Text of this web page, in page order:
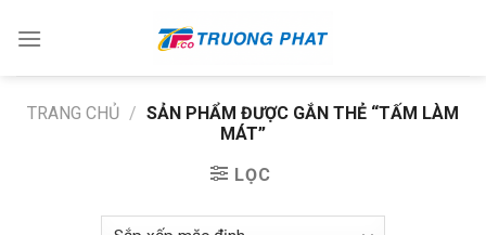
TRANG CHỦ / SẢN PHẨM ĐƯỢC GẮN THẺ “TẤM LÀM
MÁT”
LỌC